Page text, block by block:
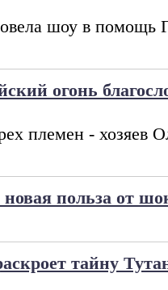
шоу в помощь
огонь
племен - хозяев
польза от
тайну